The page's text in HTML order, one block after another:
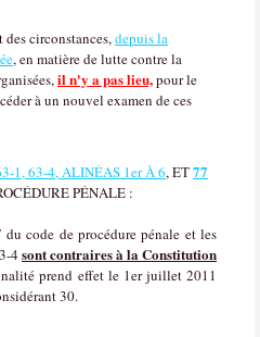
des circonstances,depuis la
, en matière de lutte contre la
il n'y a pas lieu,pour le
à un nouvel examen de ces
1, 63-4, ALINÉAS 1er À 6, ET77
PÉNALE :
code de procédure pénale et les
4sont contraires à la Constitution
prend effet le 1er juillet 2011
30.